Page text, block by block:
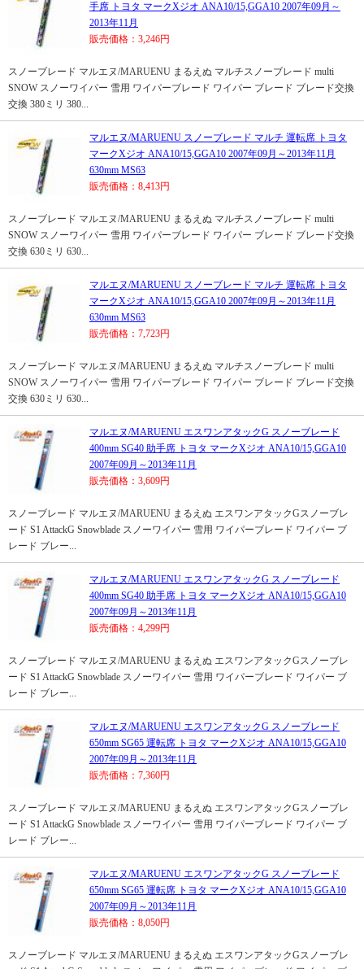
手席 トヨタ マークXジオ ANA10/15,GGA10 2007年09月～
2013年11月
販売価格：3,246円
スノーブレード マルエヌ/MARUENU まるえぬ マルチスノーブレード multi
SNOW スノーワイパー 雪用 ワイパーブレード ワイパー ブレード ブレード交換
交換 380ミリ 380...
マルエヌ/MARUENU スノーブレード マルチ 運転席 トヨタ
マークXジオ ANA10/15,GGA10 2007年09月～2013年11月
630mm MS63
販売価格：8,413円
スノーブレード マルエヌ/MARUENU まるえぬ マルチスノーブレード multi
SNOW スノーワイパー 雪用 ワイパーブレード ワイパー ブレード ブレード交換
交換 630ミリ 630...
マルエヌ/MARUENU スノーブレード マルチ 運転席 トヨタ
マークXジオ ANA10/15,GGA10 2007年09月～2013年11月
630mm MS63
販売価格：7,723円
スノーブレード マルエヌ/MARUENU まるえぬ マルチスノーブレード multi
SNOW スノーワイパー 雪用 ワイパーブレード ワイパー ブレード ブレード交換
交換 630ミリ 630...
マルエヌ/MARUENU エスワンアタックG スノーブレード
400mm SG40 助手席 トヨタ マークXジオ ANA10/15,GGA10
2007年09月～2013年11月
販売価格：3,609円
スノーブレード マルエヌ/MARUENU まるえぬ エスワンアタックGスノーブレ
ード S1 AttackG Snowblade スノーワイパー 雪用 ワイパーブレード ワイパー ブ
レード ブレー...
マルエヌ/MARUENU エスワンアタックG スノーブレード
400mm SG40 助手席 トヨタ マークXジオ ANA10/15,GGA10
2007年09月～2013年11月
販売価格：4,299円
スノーブレード マルエヌ/MARUENU まるえぬ エスワンアタックGスノーブレ
ード S1 AttackG Snowblade スノーワイパー 雪用 ワイパーブレード ワイパー ブ
レード ブレー...
マルエヌ/MARUENU エスワンアタックG スノーブレード
650mm SG65 運転席 トヨタ マークXジオ ANA10/15,GGA10
2007年09月～2013年11月
販売価格：7,360円
スノーブレード マルエヌ/MARUENU まるえぬ エスワンアタックGスノーブレ
ード S1 AttackG Snowblade スノーワイパー 雪用 ワイパーブレード ワイパー ブ
レード ブレー...
マルエヌ/MARUENU エスワンアタックG スノーブレード
650mm SG65 運転席 トヨタ マークXジオ ANA10/15,GGA10
2007年09月～2013年11月
販売価格：8,050円
スノーブレード マルエヌ/MARUENU まるえぬ エスワンアタックGスノーブレ